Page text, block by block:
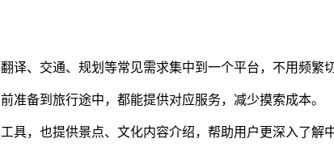
译、交通、规划等常见需求集中到一个平台，不用频繁
准备到旅行途中，都能提供对应服务，减少摸索成本。
具，也提供景点、文化内容介绍，帮助用户更深入了解中